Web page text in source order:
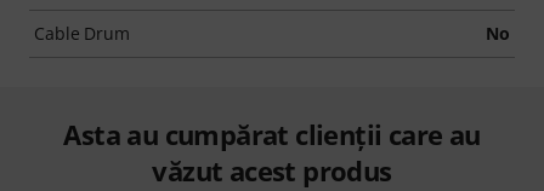
Cable Drum No
Asta au cumpărat clienții care au
văzut acest produs